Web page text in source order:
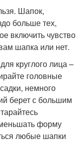
Шапок,
больше тех,
включить чувство
шапка или нет.
круглого лица –
головные
немного
берет с большим
форму
любые шапки